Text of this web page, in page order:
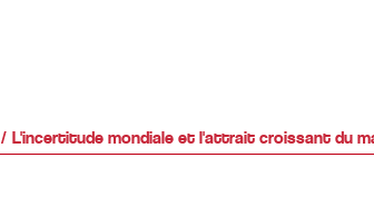
L'incertitude mondiale et l'attrait croissant du